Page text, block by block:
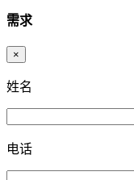
需求
×
姓名
电话